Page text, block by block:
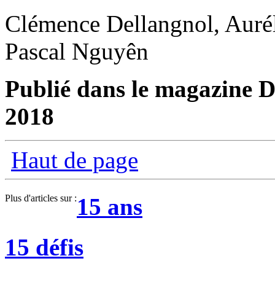
Clémence Dellangnol,
Pascal Nguyên
Publié dans le magazine
2018
Haut de page
Plus d'articles sur : 15 ans
15 défis